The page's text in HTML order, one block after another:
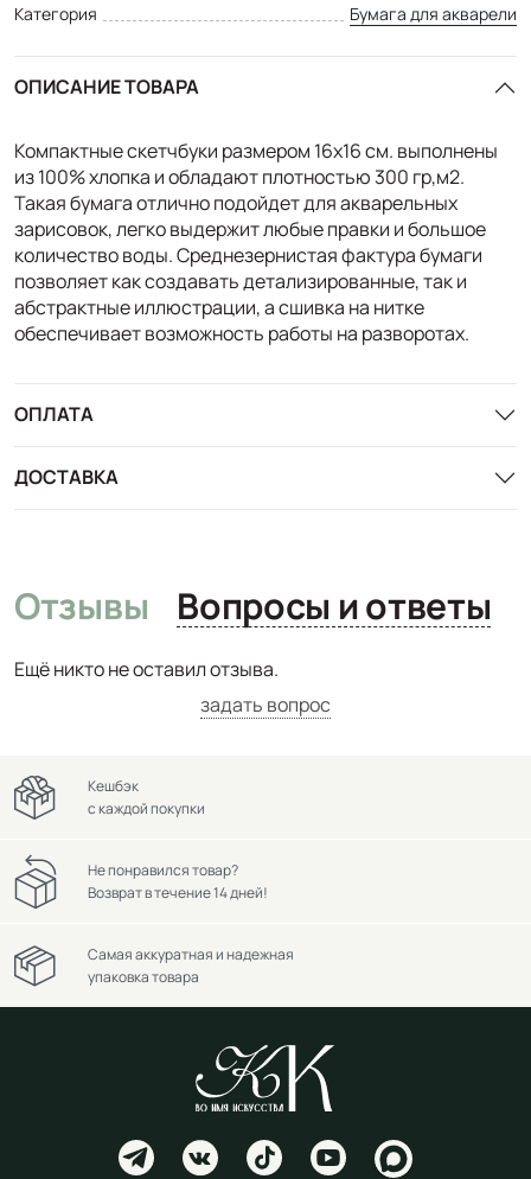
Категория
Бумага для акварели
ОПИСАНИЕ ТОВАРА
Компактные скетчбуки размером 16х16 см. выполнены
из 100% хлопка и обладают плотностью 300 гр,м2.
Такая бумага отлично подойдет для акварельных
зарисовок, легко выдержит любые правки и большое
количество воды. Среднезернистая фактура бумаги
позволяет как создавать детализированные, так и
абстрактные иллюстрации, а сшивка на нитке
обеспечивает возможность работы на разворотах.
ОПЛАТА
ДОСТАВКА
Отзывы Вопросы и ответы
Ещё никто не оставил отзыва.
задать вопрос
Кешбэк
с каждой покупки
Не понравился товар?
Возврат в течение 14 дней!
Самая аккуратная и надежная
упаковка товара